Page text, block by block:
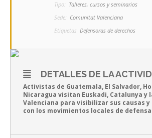
Tipo: Talleres, cursos y seminarios
Sede: Comunitat Valenciana
Etiquetas Defensoras de derechos
DETALLES DE LA
Activistas de Guatemala, El Salvador,
Nicaragua visitan Euskadi, Catalunya y
Valenciana para visibilizar sus causas
con los movimientos locales de